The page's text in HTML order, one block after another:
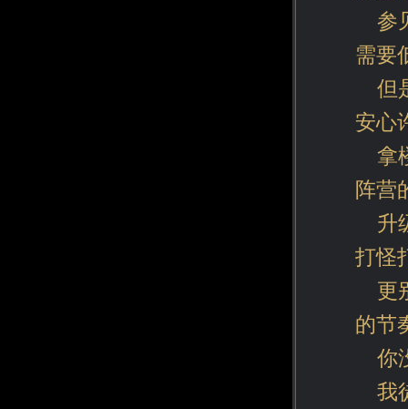
参
需要
但
安心
拿
阵营
升
打怪
更
的节
你
我